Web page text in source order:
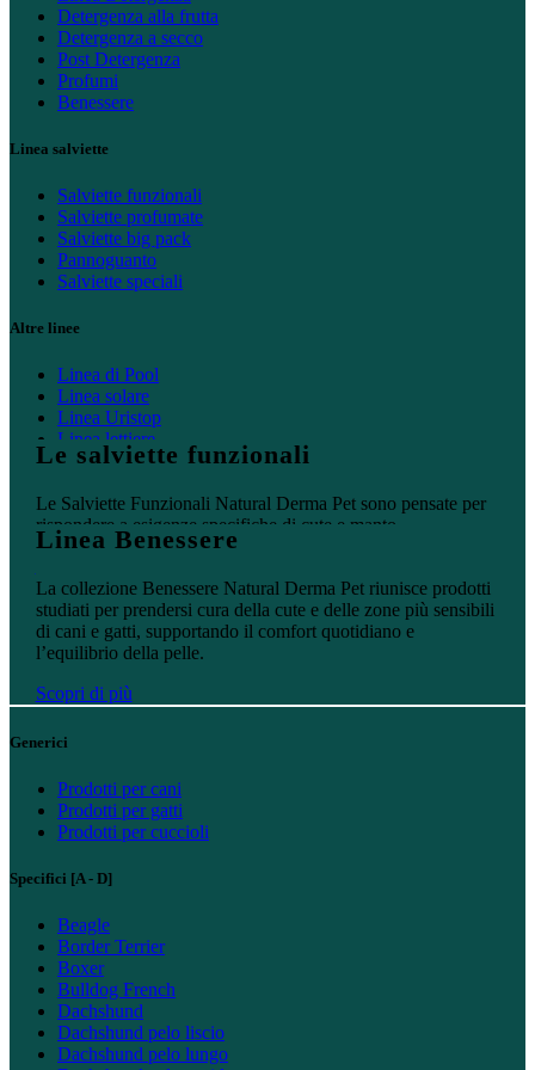
Detergenza alla frutta
Detergenza a secco
Post Detergenza
Profumi
Benessere
Linea salviette
Salviette funzionali
Salviette profumate
Salviette big pack
Pannoguanto
Salviette speciali
Altre linee
Linea di Pool
Linea solare
Linea Uristop
Linea lettiere
Linea casa
Le salviette funzionali
Le Salviette Funzionali Natural Derma Pet sono pensate per
rispondere a esigenze specifiche di cute e manto.
Linea Benessere
La collezione Benessere Natural Derma Pet riunisce prodotti
studiati per prendersi cura della cute e delle zone più sensibili
di cani e gatti, supportando il comfort quotidiano e
l’equilibrio della pelle.
Scopri di più
Generici
Prodotti per cani
Prodotti per gatti
Prodotti per cuccioli
Specifici [A - D]
Beagle
Border Terrier
Boxer
Bulldog French
Dachshund
Dachshund pelo liscio
Dachshund pelo lungo